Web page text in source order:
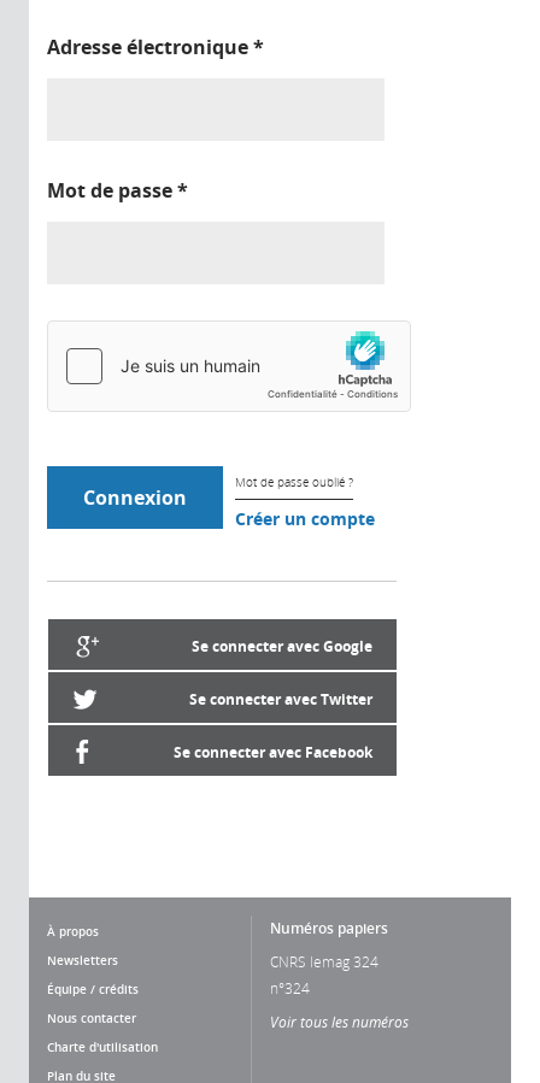
Adresse électronique*
Mot de passe*
Mot de passe oublié ?
Créer un compte
Se connecter avec Google
Se connecter avec Twitter
Se connecter avec Facebook
À propos
Newsletters
Équipe / crédits
Nous contacter
Charte d'utilisation
Plan du site
Numéros papiers
CNRS lemag 324
n°324
Voir tous les numéros